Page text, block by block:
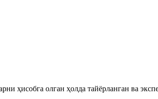
ҳисобга олган ҳолда тайёрланган ва